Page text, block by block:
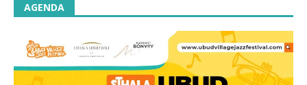
AGENDA